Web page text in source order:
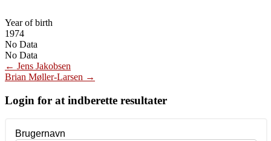
Year of birth
1974
No Data
No Data
Post
navigation
← Jens Jakobsen
Brian Møller-Larsen →
Login for at indberette resultater
Brugernavn